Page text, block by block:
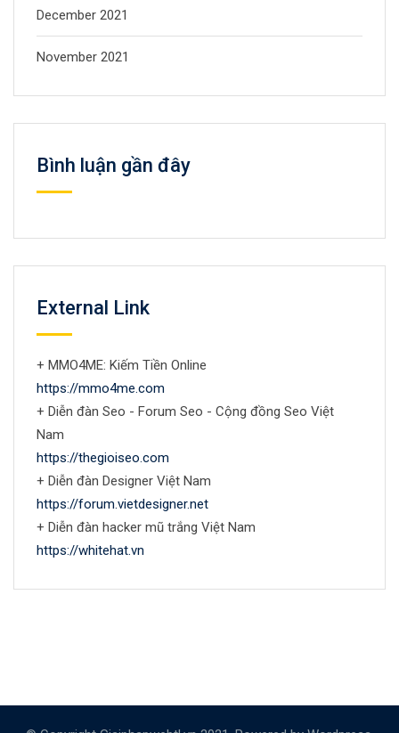
December 2021
November 2021
Bình luận gần đây
External Link
+ MMO4ME: Kiếm Tiền Online
https://mmo4me.com
+ Diễn đàn Seo - Forum Seo - Cộng đồng Seo Việt
Nam
https://thegioiseo.com
+ Diễn đàn Designer Việt Nam
https://forum.vietdesigner.net
+ Diễn đàn hacker mũ trắng Việt Nam
https://whitehat.vn